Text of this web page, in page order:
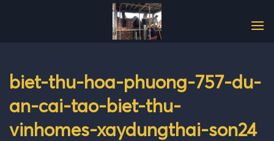
biet-thu-hoa-phuong-757-du-
an-cai-tao-biet-thu-
vinhomes-xaydungthai-son24